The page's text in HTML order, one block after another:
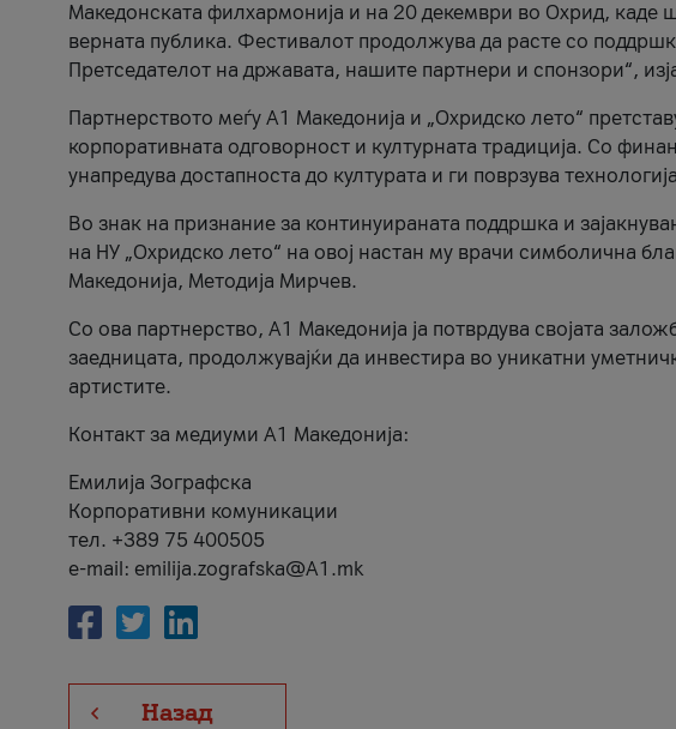
Македонската филхармонија и на 20 декември во Охрид, каде
верната публика. Фестивалот продолжува да расте со
Претседателот на државата, нашите партнери и спонзори“,
Партнерството меѓу A1 Македонија и „Охридско лето“
корпоративната одговорност и културната традиција. Со
унапредува достапноста до културата и ги поврзува
Во знак на признание за континуираната поддршка и
на НУ „Охридско лето“ на овој настан му врачи симболична
Македонија, Методија Мирчев.
Со ова партнерство, A1 Македонија ја потврдува својата
заедницата, продолжувајќи да инвестира во уникатни
артистите.
Контакт за медиуми А1 Македонија:
Емилија Зографска
Корпоративни комуникации
тел. +389 75 400505
e-mail: emilija.zografska@A1.mk
Назад